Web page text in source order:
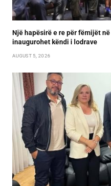
Një hapësirë e re për fëmijët
inaugurohet këndi i lodrave
AUGUST 5, 2026